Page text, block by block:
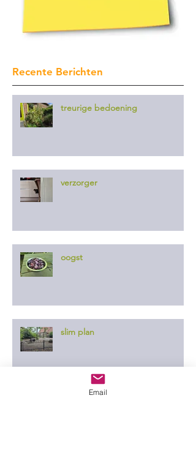
Recente Berichten
treurige bedoening
verzorger
oogst
slim plan
Email